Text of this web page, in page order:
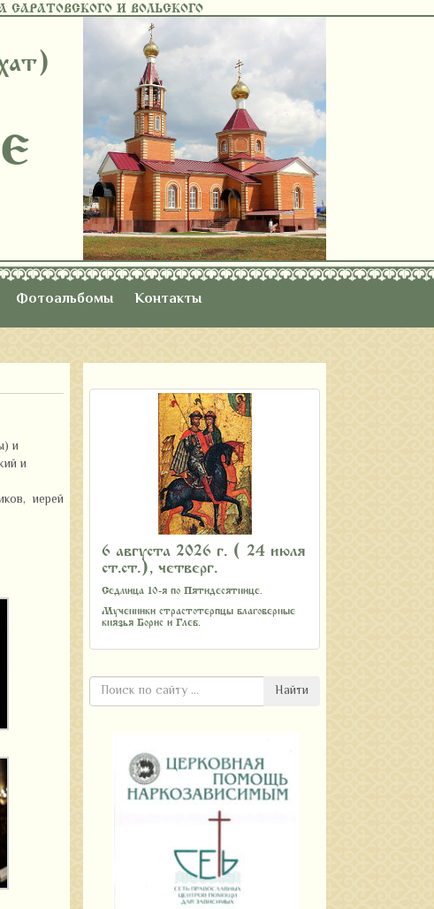
И ВОЛЬСКОГО
Фотоальбомы Контакты
и
и
иерей
6 августа 2026 г. ( 24 июля
ст.ст.), четверг.
Седмица 10-я по Пятидесятнице.
Мученники страстотерпцы благоверные
князья Борис и Глеб.
Найти